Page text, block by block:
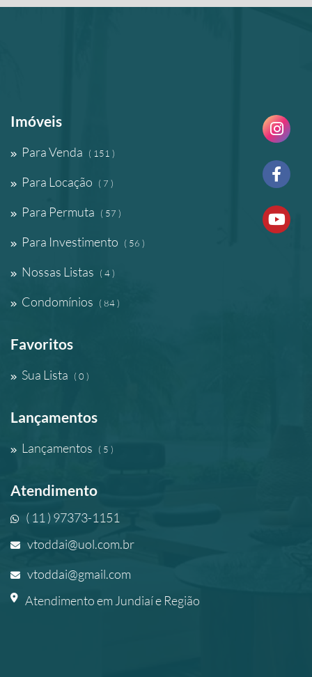
Imóveis
Para Venda ( 151 )
Para Locação ( 7 )
Para Permuta ( 57 )
Para Investimento ( 56 )
Nossas Listas ( 4 )
Condomínios ( 84 )
Favoritos
Sua Lista ( 0 )
Lançamentos
Lançamentos ( 5 )
Atendimento
( 11 ) 97373-1151
vtoddai@uol.com.br
vtoddai@gmail.com
Atendimento em Jundiaí e Região